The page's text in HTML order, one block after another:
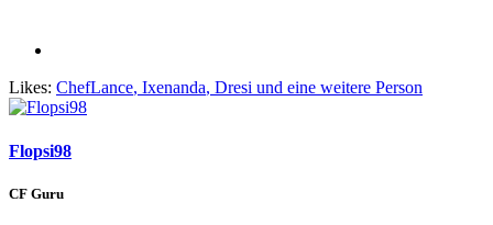
Likes: ChefLance, Ixenanda, Dresi und eine weitere Person
Flopsi98
CF Guru